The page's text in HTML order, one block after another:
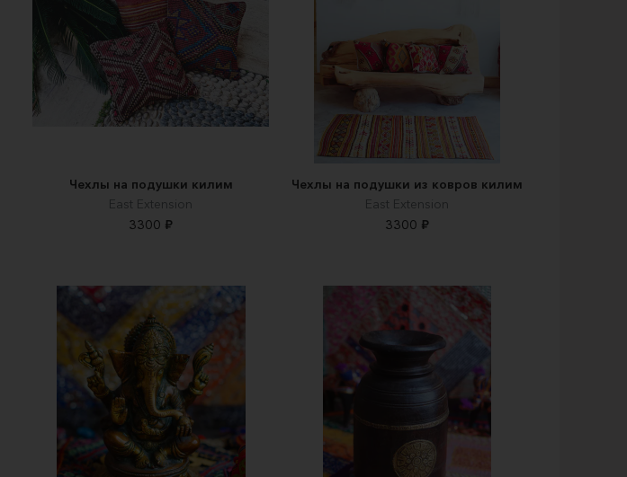
Чехлы на подушки килим
East Extension
3300 ₽
Чехлы на подушки из ковров килим
East Extension
3300 ₽